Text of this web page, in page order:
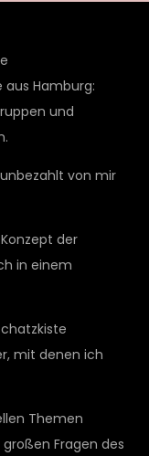
aus Hamburg:
und
von mir
der
in einem
mit denen ich
Themen
Fragen des